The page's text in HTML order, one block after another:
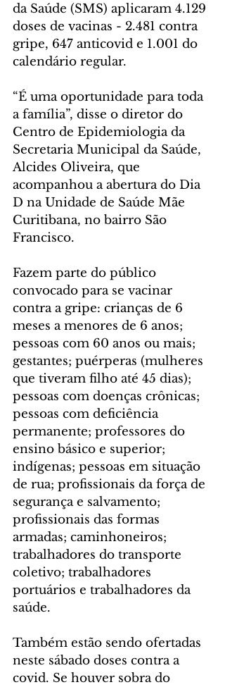
da Saúde (SMS) aplicaram 4.129
doses de vacinas - 2.481 contra
gripe, 647 anticovid e 1.001 do
calendário regular.
“É uma oportunidade para toda
a família”, disse o diretor do
Centro de Epidemiologia da
Secretaria Municipal da Saúde,
Alcides Oliveira, que
acompanhou a abertura do Dia
D na Unidade de Saúde Mãe
Curitibana, no bairro São
Francisco.
Fazem parte do público
convocado para se vacinar
contra a gripe: crianças de 6
meses a menores de 6 anos;
pessoas com 60 anos ou mais;
gestantes; puérperas (mulheres
que tiveram filho até 45 dias);
pessoas com doenças crônicas;
pessoas com deficiência
permanente; professores do
ensino básico e superior;
indígenas; pessoas em situação
de rua; profissionais da força de
segurança e salvamento;
profissionais das formas
armadas; caminhoneiros;
trabalhadores do transporte
coletivo; trabalhadores
portuários e trabalhadores da
saúde.
Também estão sendo ofertadas
neste sábado doses contra a
covid. Se houver sobra do